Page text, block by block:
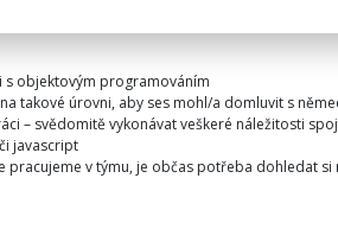
s objektovým programováním
takové úrovni, aby ses mohl/a domluvit s
– svědomitě vykonávat veškeré náležitosti
javascript
pracujeme v týmu, je občas potřeba dohledat